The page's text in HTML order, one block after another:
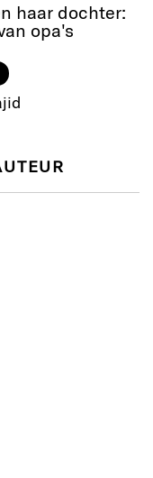
haar dochter:
opa's